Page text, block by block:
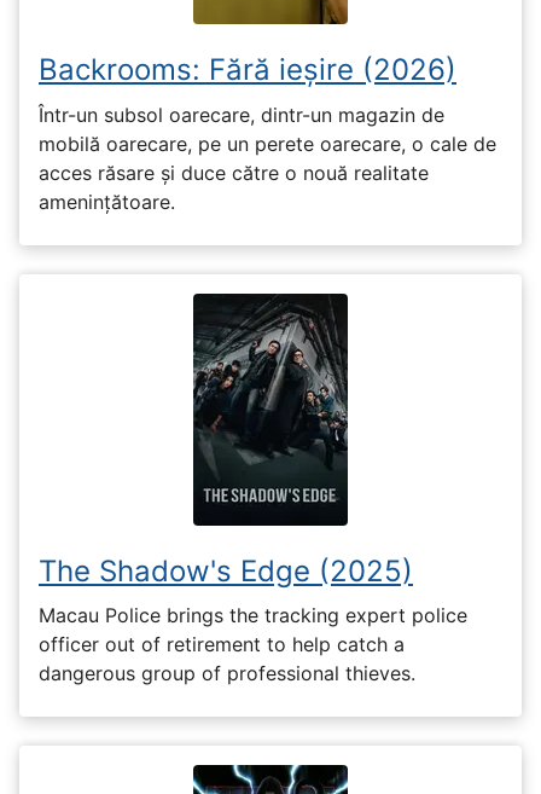
Backrooms: Fără ieșire (2026)
Într-un subsol oarecare, dintr-un magazin de
mobilă oarecare, pe un perete oarecare, o cale de
acces răsare și duce către o nouă realitate
amenințătoare.
The Shadow's Edge (2025)
Macau Police brings the tracking expert police
officer out of retirement to help catch a
dangerous group of professional thieves.